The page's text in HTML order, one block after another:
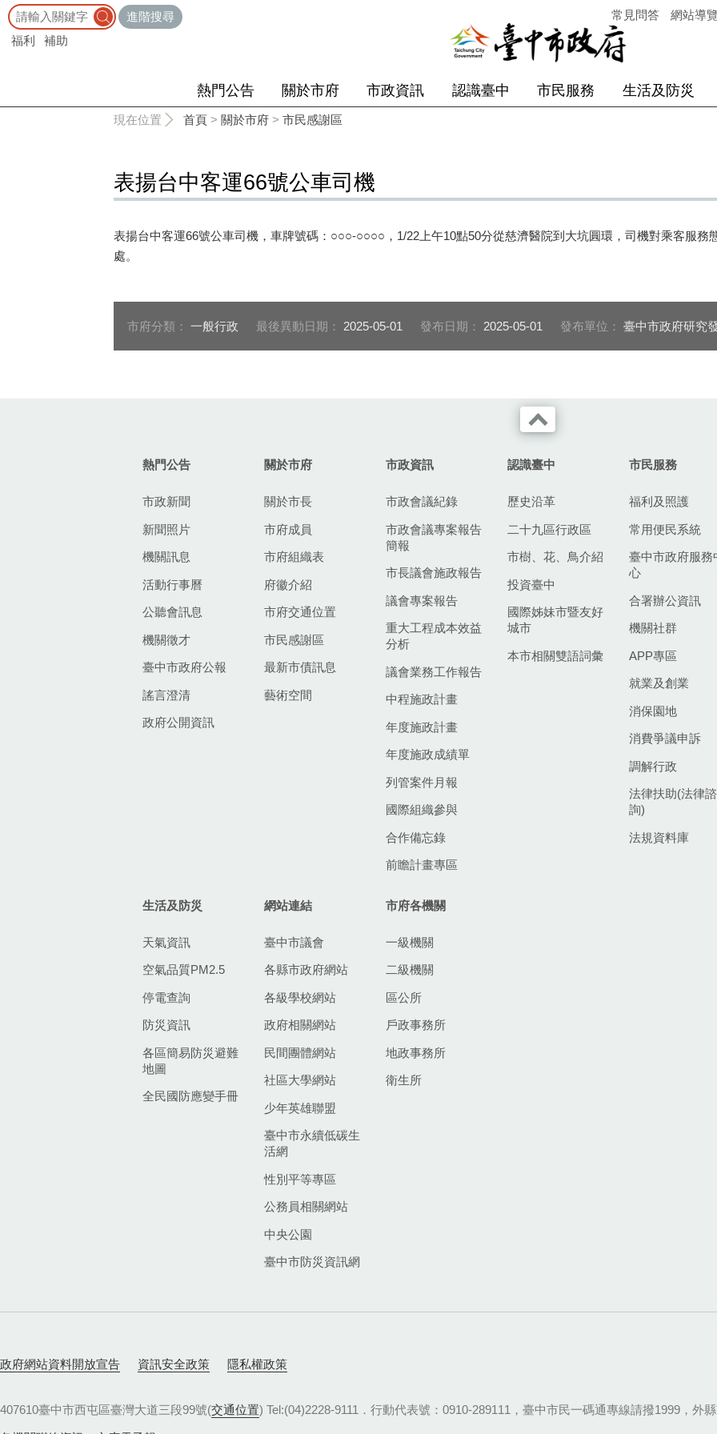
進階搜尋
福利
補助
常見問答 網站導
熱門公告 關於市府 市政資訊 認識臺中 市民服務 生活及防災
現在位置 首頁 > 關於市府 > 市民感謝區
表揚台中客運66號公車司機
表揚台中客運66號公車司機，車牌號碼：○○○-○○○○，1/22上午10點50分從慈濟醫院到大坑圓環，司機對乘客服務
處。
市府分類： 一般行政 最後異動日期： 2025-05-01 發布日期： 2025-05-01 發布單位： 臺中市政府研究
熱門公告
市政新聞
新聞照片
機關訊息
活動行事曆
公聽會訊息
機關徵才
臺中市政府公報
謠言澄清
政府公開資訊
關於市府
關於市長
市府成員
市府組織表
府徽介紹
市府交通位置
市民感謝區
最新市債訊息
藝術空間
市政資訊
市政會議紀錄
市政會議專案報告
簡報
市長議會施政報告
議會專案報告
重大工程成本效益
分析
議會業務工作報告
中程施政計畫
年度施政計畫
年度施政成績單
列管案件月報
國際組織參與
合作備忘錄
前瞻計畫專區
認識臺中
歷史沿革
二十九區行政區
市樹、花、鳥介紹
投資臺中
國際姊妹市暨友好
城市
本市相關雙語詞彙
市民服務
福利及照護
常用便民系統
臺中市政府服務
心
合署辦公資訊
機關社群
APP專區
就業及創業
消保園地
消費爭議申訴
調解行政
法律扶助(法律諮
詢)
法規資料庫
生活及防災
天氣資訊
空氣品質PM2.5
停電查詢
防災資訊
各區簡易防災避難
地圖
全民國防應變手冊
網站連結
臺中市議會
各縣市政府網站
各級學校網站
政府相關網站
民間團體網站
社區大學網站
少年英雄聯盟
臺中市永續低碳生
活網
性別平等專區
公務員相關網站
中央公園
臺中市防災資訊網
市府各機關
一級機關
二級機關
區公所
戶政事務所
地政事務所
衛生所
政府網站資料開放宣告 資訊安全政策 隱私權政策
407610臺中市西屯區臺灣大道三段99號(交通位置) Tel:(04)2228-9111．行動代表號：0910-289111，臺中市民一碼通專線請撥1999，外